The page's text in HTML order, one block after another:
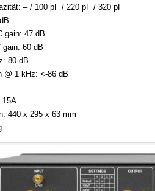
– / 100 pF / 220 pF / 320 pF
gain: 47 dB
gain: 60 dB
80 dB
@ 1 kHz: <-86 dB
440 x 295 x 63 mm